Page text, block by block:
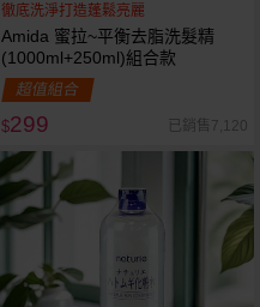
徹底洗淨打造蓬鬆亮麗
Amida 蜜拉~平衡去脂洗髮精
(1000ml+250ml)組合款
超值組合
$299 已銷售7,120